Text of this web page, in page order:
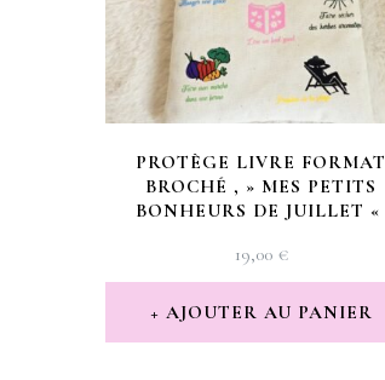
PROTÈGE LIVRE FORMAT
BROCHÉ , » MES PETITS
BONHEURS DE JUILLET «
19,00 €
AJOUTER AU PANIER